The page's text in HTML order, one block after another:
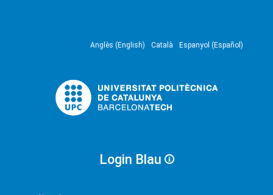
Anglès (English) Català Espanyol (Español)
Login Blau